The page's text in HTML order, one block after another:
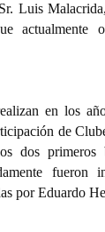
Luis
actualmente
en los
de
dos primeros
fueron
por Eduardo